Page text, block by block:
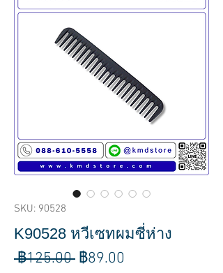
SKU: 90528
K90528 หวีเซทผมซี่ห่าง
฿125.00 ราคา
฿89.00